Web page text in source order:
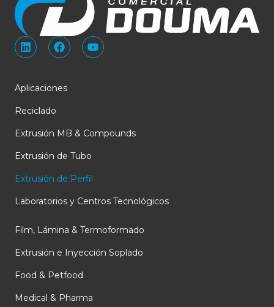
L
i
e
i
n
F
a
b
Y
o
Aplicaciones
Reciclado
Extrusión MB & Compounds
Extrusión de Tubo
Extrusión de Perfil
Laboratorios y Centros Tecnológicos
Film, Lámina & Termoformado
Extrusión e Inyección Soplado
Food & Petfood
Medical & Pharma